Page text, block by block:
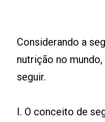
Considerando a
nutrição no
seguir.
I. O conceito de